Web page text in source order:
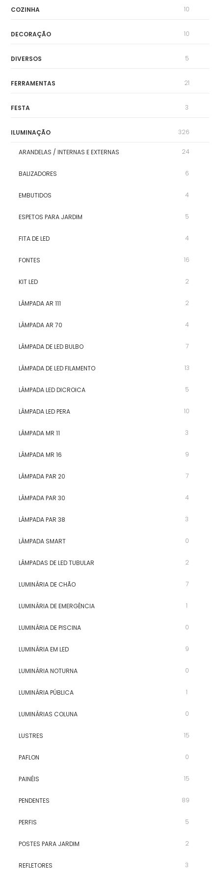
COZINHA 10
DECORAÇÃO 10
DIVERSOS 5
FERRAMENTAS 21
FESTA 3
ILUMINAÇÃO 326
ARANDELAS / INTERNAS E EXTERNAS 24
BALIZADORES 6
EMBUTIDOS 4
ESPETOS PARA JARDIM 5
FITA DE LED 4
FONTES 16
KIT LED 2
LÂMPADA AR 111 2
LÂMPADA AR 70 4
LÂMPADA DE LED BULBO 7
LÂMPADA DE LED FILAMENTO 13
LÂMPADA LED DICROICA 5
LÂMPADA LED PERA 10
LÂMPADA MR 11 3
LÂMPADA MR 16 9
LÂMPADA PAR 20 7
LÂMPADA PAR 30 4
LÂMPADA PAR 38 3
LÂMPADA SMART 0
LÂMPADAS DE LED TUBULAR 2
LUMINÁRIA DE CHÃO 7
LUMINÁRIA DE EMERGÊNCIA 1
LUMINÁRIA DE PISCINA 0
LUMINÁRIA EM LED 9
LUMINÁRIA NOTURNA 0
LUMINÁRIA PÚBLICA 1
LUMINÁRIAS COLUNA 0
LUSTRES 15
PAFLON 0
PAINÉIS 15
PENDENTES 89
PERFIS 5
POSTES PARA JARDIM 2
REFLETORES 3